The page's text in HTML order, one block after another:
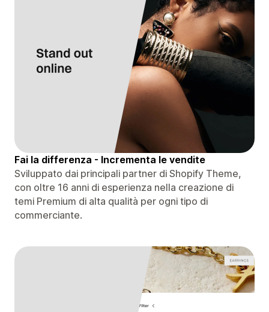
Fai la differenza - Incrementa le vendite
Sviluppato dai principali partner di Shopify Theme,
con oltre 16 anni di esperienza nella creazione di
temi Premium di alta qualità per ogni tipo di
commerciante.